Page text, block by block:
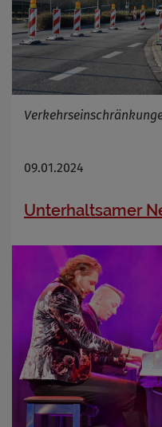
09.01.2024
Unterhaltsamer